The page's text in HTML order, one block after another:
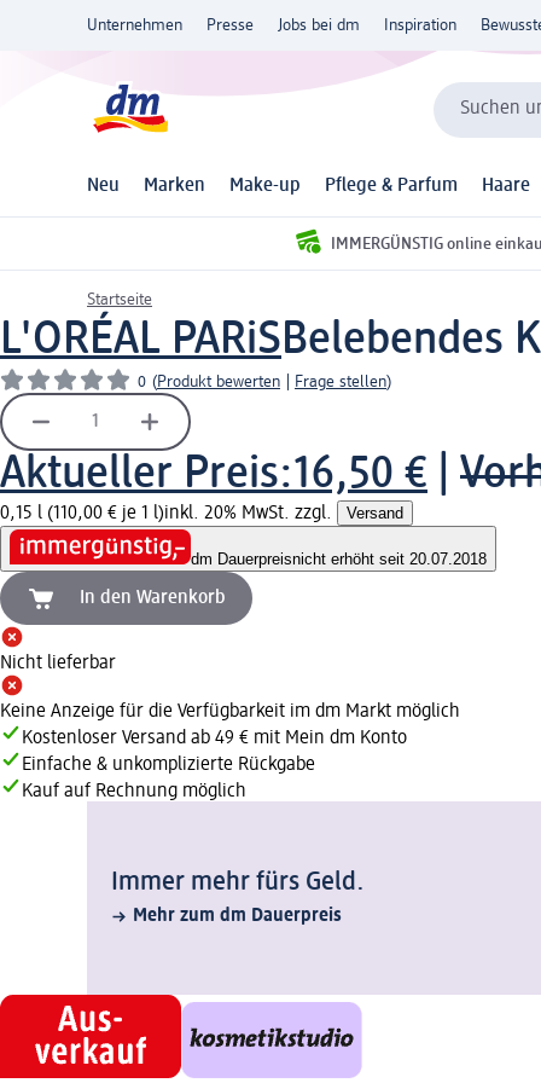
Unternehmen Presse Jobs bei dm Inspiration
Suchen
Neu Marken Make-up Pflege & Parfum Haare
IMMERGÜNSTIG online
Startseite
L'ORÉAL PARiSBelebendes
0 (Produkt bewerten Frage stellen)
Aktueller Preis:16,50 €
0,15 l (110,00 € je 1 l)inkl. 20% MwSt. zzgl. Versand
dm Dauerpreisnicht erhöht seit 20.07.2018
In den Warenkorb
Nicht lieferbar
Keine Anzeige für die Verfügbarkeit im dm Markt möglich
Kostenloser Versand ab 49 € mit Mein dm Konto
Einfache & unkomplizierte Rückgabe
Kauf auf Rechnung möglich
Immer mehr fürs Geld.
Mehr zum dm Dauerpreis